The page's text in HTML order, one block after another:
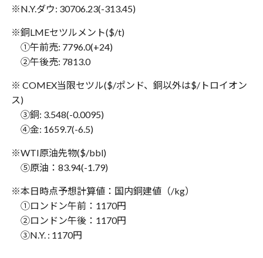
※N.Y.ダウ: 30706.23(-313.45)
※銅LMEセツルメント($/t)
①午前売: 7796.0(+24)
②午後売: 7813.0
※ COMEX当限セツル($/ポンド、銅以外は$/トロイオン
ス)
③銅: 3.548(-0.0095)
④金: 1659.7(-6.5)
※WTI原油先物($/bbl)
⑤原油：83.94(-1.79)
※本日時点予想計算値：国内銅建値（/kg）
①ロンドン午前：1170円
②ロンドン午後：1170円
③N.Y. : 1170円